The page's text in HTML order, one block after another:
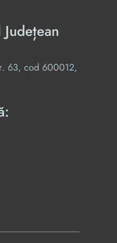
63, cod 600012,